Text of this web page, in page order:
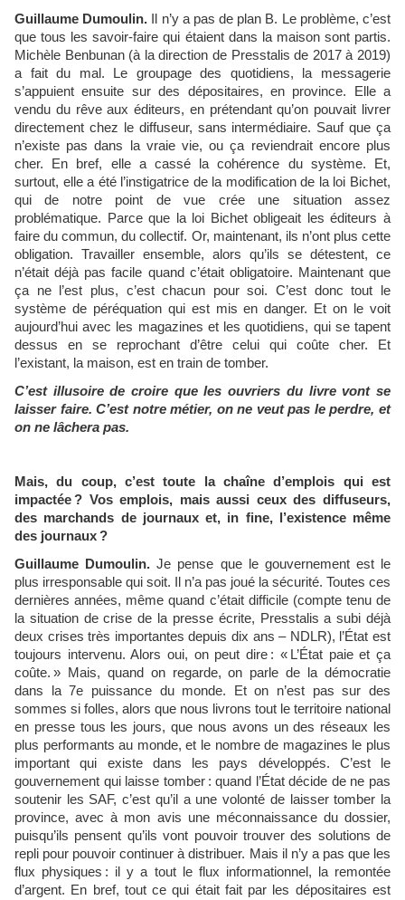
Guillaume Dumoulin. Il n’y a pas de plan B. Le problème, c’est
que tous les savoir-faire qui étaient dans la maison sont partis.
Michèle Benbunan (à la direction de Presstalis de 2017 à 2019)
a fait du mal. Le groupage des quotidiens, la messagerie
s’appuient ensuite sur des dépositaires, en province. Elle a
vendu du rêve aux éditeurs, en prétendant qu’on pouvait livrer
directement chez le diffuseur, sans intermédiaire. Sauf que ça
n’existe pas dans la vraie vie, ou ça reviendrait encore plus
cher. En bref, elle a cassé la cohérence du système. Et,
surtout, elle a été l’instigatrice de la modification de la loi Bichet,
qui de notre point de vue crée une situation assez
problématique. Parce que la loi Bichet obligeait les éditeurs à
faire du commun, du collectif. Or, maintenant, ils n’ont plus cette
obligation. Travailler ensemble, alors qu’ils se détestent, ce
n’était déjà pas facile quand c’était obligatoire. Maintenant que
ça ne l’est plus, c’est chacun pour soi. C’est donc tout le
système de péréquation qui est mis en danger. Et on le voit
aujourd’hui avec les magazines et les quotidiens, qui se tapent
dessus en se reprochant d’être celui qui coûte cher. Et
l’existant, la maison, est en train de tomber.
C’est illusoire de croire que les ouvriers du livre vont se
laisser faire. C’est notre métier, on ne veut pas le perdre, et
on ne lâchera pas.
Mais, du coup, c’est toute la chaîne d’emplois qui est
impactée ? Vos emplois, mais aussi ceux des diffuseurs,
des marchands de journaux et, in fine, l’existence même
des journaux ?
Guillaume Dumoulin. Je pense que le gouvernement est le
plus irresponsable qui soit. Il n’a pas joué la sécurité. Toutes ces
dernières années, même quand c’était difficile (compte tenu de
la situation de crise de la presse écrite, Presstalis a subi déjà
deux crises très importantes depuis dix ans – NDLR), l’État est
toujours intervenu. Alors oui, on peut dire : « L’État paie et ça
coûte. » Mais, quand on regarde, on parle de la démocratie
dans la 7e puissance du monde. Et on n’est pas sur des
sommes si folles, alors que nous livrons tout le territoire national
en presse tous les jours, que nous avons un des réseaux les
plus performants au monde, et le nombre de magazines le plus
important qui existe dans les pays développés. C’est le
gouvernement qui laisse tomber : quand l’État décide de ne pas
soutenir les SAF, c’est qu’il a une volonté de laisser tomber la
province, avec à mon avis une méconnaissance du dossier,
puisqu’ils pensent qu’ils vont pouvoir trouver des solutions de
repli pour pouvoir continuer à distribuer. Mais il n’y a pas que les
flux physiques : il y a tout le flux informationnel, la remontée
d’argent. En bref, tout ce qui était fait par les dépositaires est